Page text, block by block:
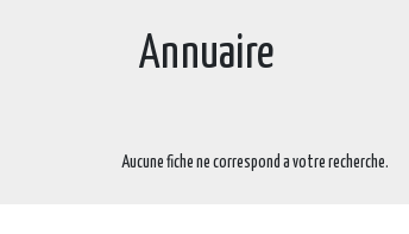
Annuaire
Aucune fiche ne correspond a votre recherche.